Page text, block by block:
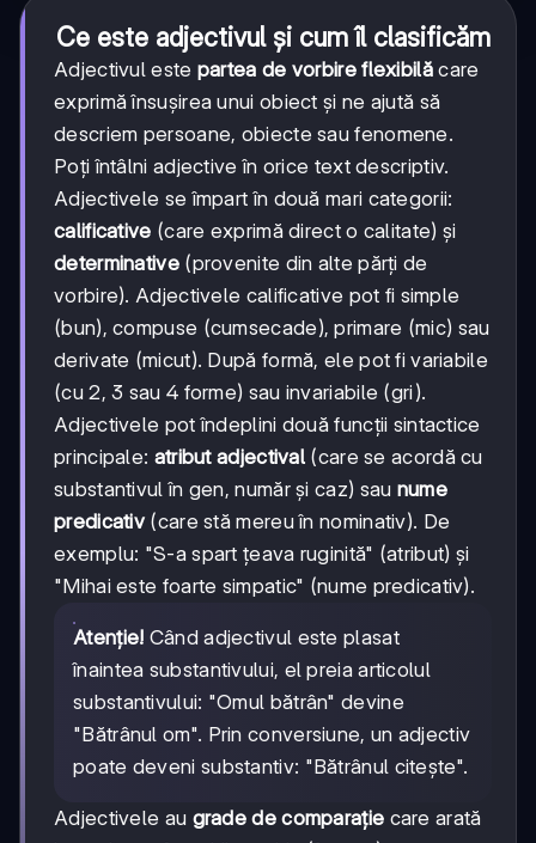
Ce este adjectivul și cum îl clasificăm
Adjectivul este partea de vorbire flexibilăcare
exprimă însușirea unui obiect și ne ajută să
descriem persoane, obiecte sau fenomene.
Poți întâlni adjective în orice text descriptiv.
Adjectivele se împart în două mari categorii:
calificative (care exprimă direct o calitate) și
determinative(provenite din alte părți de
vorbire). Adjectivele calificative pot fi simple
(bun), compuse (cumsecade), primare (mic) sau
derivate (micut). După formă, ele pot fi variabile
(cu 2, 3 sau 4 forme) sau invariabile (gri).
Adjectivele pot îndeplini două funcții sintactice
principale: atribut adjectival (care se acordă cu
substantivul în gen, număr și caz) sau nume
predicativ(care stă mereu în nominativ). De
exemplu: "S-a spart țeava ruginită" (atribut) și
"Mihai este foarte simpatic" (nume predicativ).
Atenție! Când adjectivul este plasat
înaintea substantivului, el preia articolul
substantivului: "Omul bătrân" devine
"Bătrânul om". Prin conversiune, un adjectiv
poate deveni substantiv: "Bătrânul citește".
Adjectivele au grade de comparație care arată